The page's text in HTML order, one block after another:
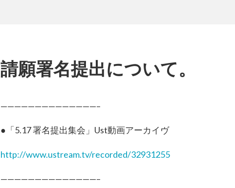
請願署名提出について。
——————————————–
●「5.17 署名提出集会」Ust動画アーカイヴ
http://www.ustream.tv/recorded/32931255
——————————————–